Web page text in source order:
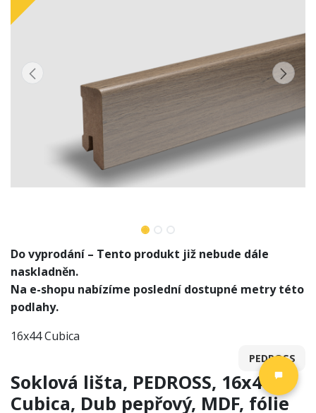
Do vyprodání – Tento produkt již nebude dále
naskladněn.
Na e-shopu nabízíme poslední dostupné metry této
podlahy.
16x44 Cubica
PEDROSS
Soklová lišta, PEDROSS, 16x44
Cubica, Dub pepřový, MDF, fólie